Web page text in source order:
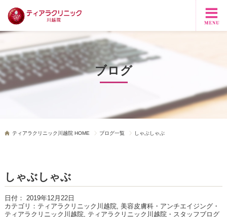
ブログ
ティアラクリニック川越院 HOME ブログ一覧 しゃぶしゃぶ
しゃぶしゃぶ
日付： 2019年12月22日
カテゴリ： ティアラクリニック川越院, 美容皮膚科・アンチエイジング・
ティアラクリニック川越院, ティアラクリニック川越院・スタッフブログ